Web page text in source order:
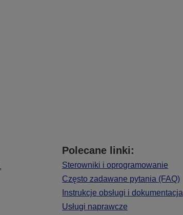
Polecane linki:
Sterowniki i oprogramowanie
Często zadawane pytania (FAQ)
Instrukcje obsługi i dokumentacja
Usługi naprawcze